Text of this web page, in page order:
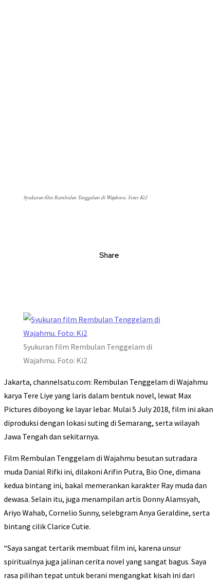
Syukuran film Rembulan Tenggelam di Wajahmu. Foto: Ki2
Share
Syukuran film Rembulan Tenggelam di
Wajahmu. Foto: Ki2
Jakarta, channelsatu.com: Rembulan Tenggelam di Wajahmu
karya Tere Liye yang laris dalam bentuk novel, lewat Max
Pictures diboyong ke layar lebar. Mulai 5 July 2018, film ini akan
diproduksi dengan lokasi suting di Semarang, serta wilayah
Jawa Tengah dan sekitarnya.
Film Rembulan Tenggelam di Wajahmu besutan sutradara
muda Danial Rifki ini, dilakoni Arifin Putra, Bio One, dimana
kedua bintang ini, bakal memerankan karakter Ray muda dan
dewasa. Selain itu, juga menampilan artis Donny Alamsyah,
Ariyo Wahab, Cornelio Sunny, selebgram Anya Geraldine, serta
bintang cilik Clarice Cutie.
“Saya sangat tertarik membuat film ini, karena unsur
spiritualnya juga jalinan cerita novel yang sangat bagus. Saya
rasa pilihan tepat untuk berani mengangkat kisah ini dari